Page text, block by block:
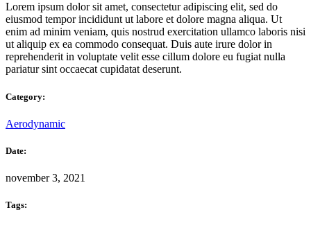
Lorem ipsum dolor sit amet, consectetur adipiscing elit, sed do
eiusmod tempor incididunt ut labore et dolore magna aliqua. Ut
enim ad minim veniam, quis nostrud exercitation ullamco laboris nisi
ut aliquip ex ea commodo consequat. Duis aute irure dolor in
reprehenderit in voluptate velit esse cillum dolore eu fugiat nulla
pariatur sint occaecat cupidatat deserunt.
Category:
Aerodynamic
Date:
november 3, 2021
Tags: